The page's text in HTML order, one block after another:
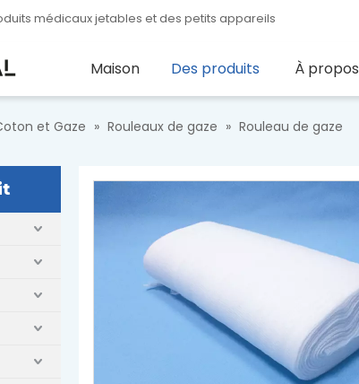
médicaux jetables et des petits appareils
Maison Des produits À propos
et Gaze » Rouleaux de gaze » Rouleau de gaze